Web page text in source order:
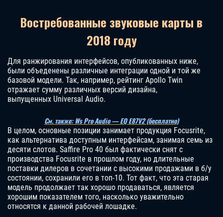
Востребованные звуковые карты в
2018 году
Для ранжирования интерфейсов, опубликованных ниже,
были объеденены различные интеграции одной и той же
базовой модели. Так, например, рейтинг Apollo Twin
отражает сумму различных версий дизайна,
выпущенных Universal Audio.
См. также: Ws Pro Audio — EQ E87V2 (бесплатно)
В целом, основные позиции занимает продукция Focusrite,
как альтернатива доступным интерфейсам, занимая семь из
десяти слотов. Saffire Pro 40 был фактически снят с
производства Focusrite в прошлом году, но длительные
поставки дилеров в сочетании с высокими продажами в б/у
состоянии, сохранили его в топ-10. Тот факт, что эта старая
модель продолжает так хорошо продаваться, является
хорошим показателем того, насколько уважительно
относятся к данной рабочей лошадке.